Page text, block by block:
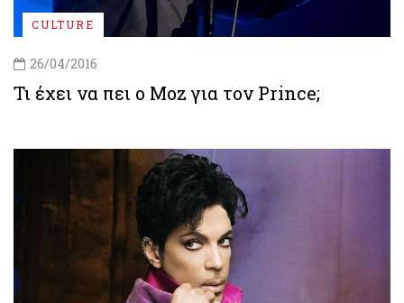
CULTURE
26/04/2016
Τι έχει να πει ο Moz για τον Prince;